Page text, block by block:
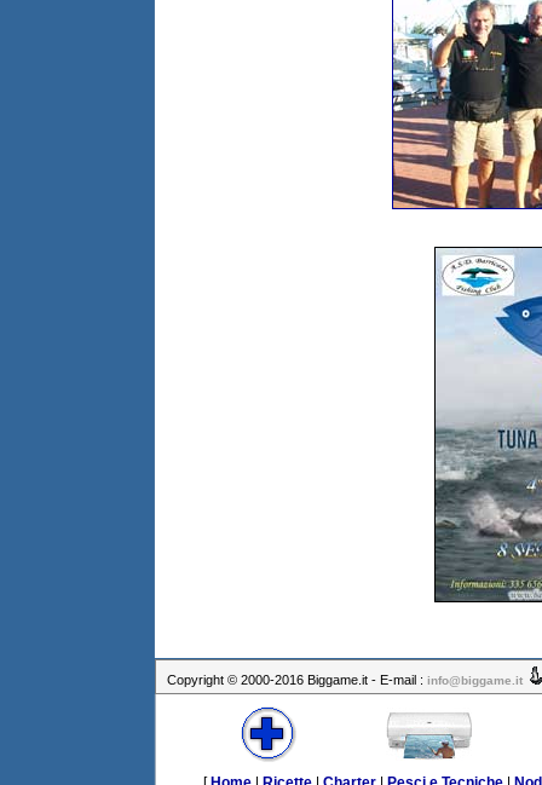
Copyright © 2000-2016 Biggame.it - E-mail : info@biggame.it